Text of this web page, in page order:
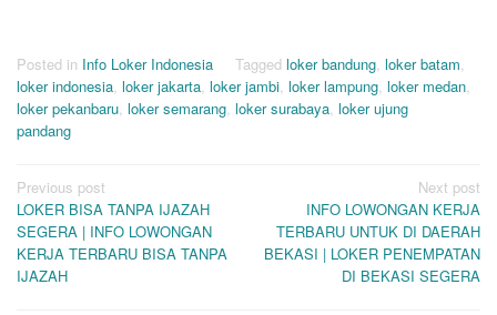
Posted in Info Loker Indonesia Tagged loker bandung, loker batam,
loker indonesia, loker jakarta, loker jambi, loker lampung, loker medan,
loker pekanbaru, loker semarang, loker surabaya, loker ujung
pandang
Post
navigation
Previous post
LOKER BISA TANPA IJAZAH
SEGERA | INFO LOWONGAN
KERJA TERBARU BISA TANPA
IJAZAH
Next post
INFO LOWONGAN KERJA
TERBARU UNTUK DI DAERAH
BEKASI | LOKER PENEMPATAN
DI BEKASI SEGERA